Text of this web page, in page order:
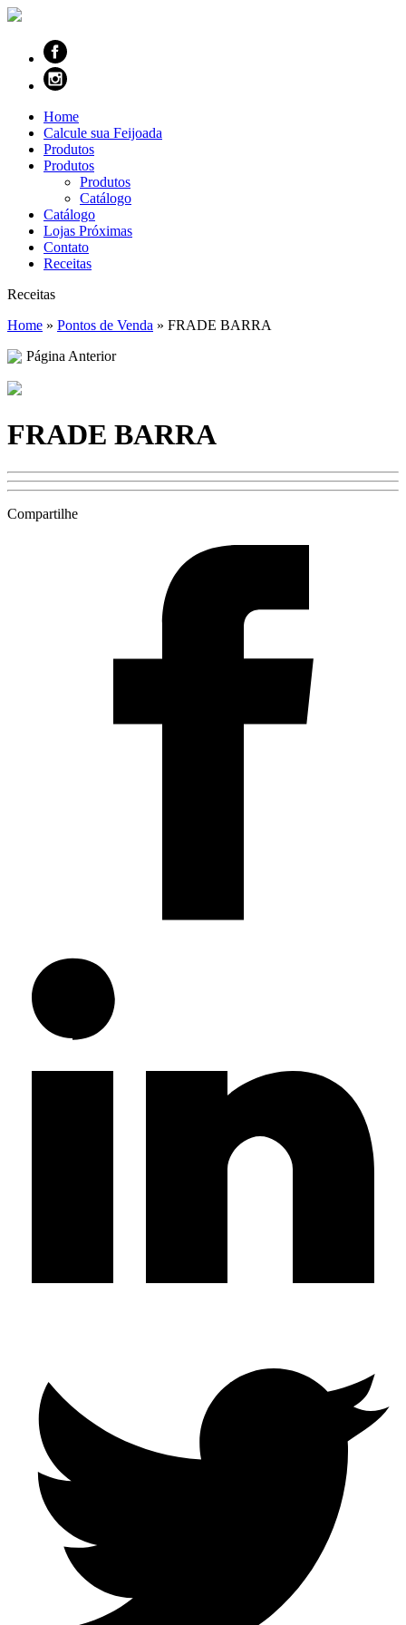
Home
Calcule sua Feijoada
Produtos
Produtos
Produtos
Catálogo
Catálogo
Lojas Próximas
Contato
Receitas
Receitas
Home » Pontos de Venda » FRADE BARRA
Página Anterior
FRADE BARRA
Compartilhe